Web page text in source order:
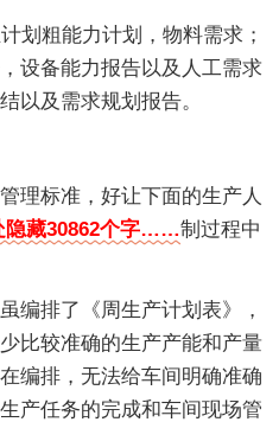
划粗能力计划，物料需求；
设备能力报告以及人工需求
以及需求规划报告。
理标准，好让下面的生产人
藏30862个字……制过程中
编排了《周生产计划表》，
比较准确的生产产能和产量
编排，无法给车间明确准确
产任务的完成和车间现场管